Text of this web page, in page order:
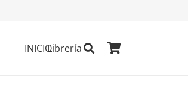
INICIOLibrería